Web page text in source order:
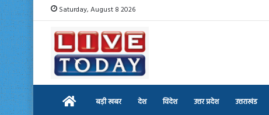
Saturday, August 8 2026
Home बड़ी खबर देश विदेश उत्तर प्रदेश उत्तराखंड